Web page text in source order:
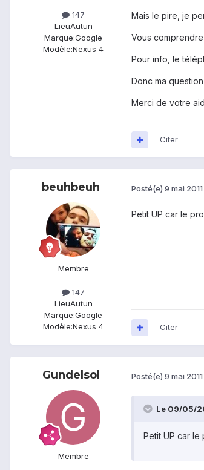
147
LieuAutun
Marque:Google
Modèle:Nexus 4
Mais le pire, je
Vous
Pour info, le
Donc ma
Merci de votre
Citer
beuhbeuh
Membre
147
LieuAutun
Marque:Google
Modèle:Nexus 4
Posté(e) 9 mai 2011
Petit UP car le
Citer
Gundelsol
Membre
Posté(e) 9 mai 2011
Le 09/05/
Petit UP car le